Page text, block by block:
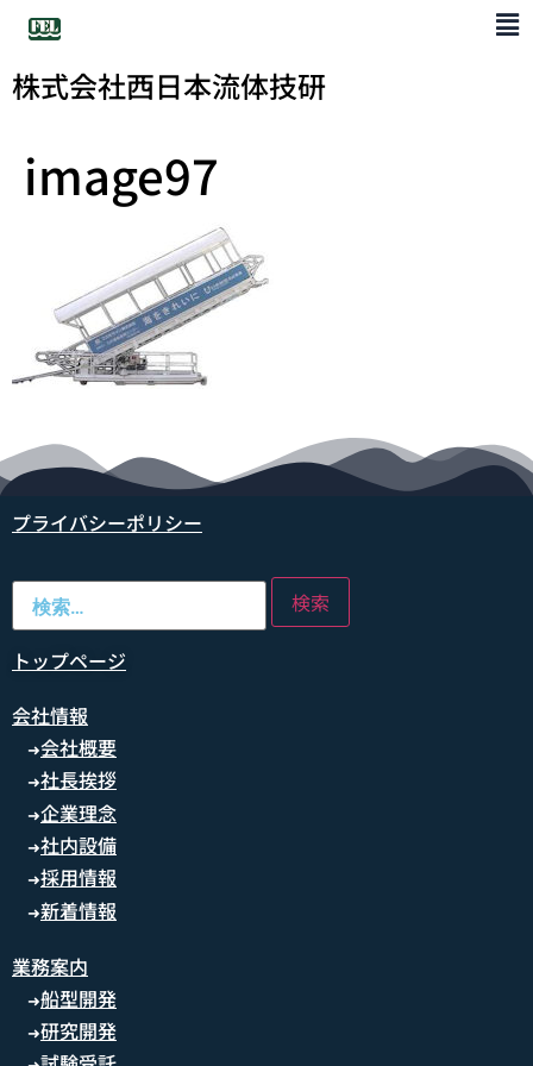
株式会社西日本流体技研
image97
プライバシーポリシー
トップページ
会社情報
➜会社概要
➜社長挨拶
➜企業理念
➜社内設備
➜採用情報
➜新着情報
業務案内
➜船型開発
➜研究開発